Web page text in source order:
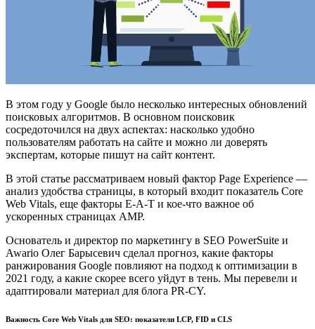
В этом году у Google было несколько интересных обновлений
поисковых алгоритмов. В основном поисковик
сосредоточился на двух аспектах: насколько удобно
пользователям работать на сайте и можно ли доверять
экспертам, которые пишут на сайт контент.
В этой статье рассматриваем новый фактор Page Experience —
анализ удобства страницы, в который входит показатель Core
Web Vitals, еще факторы E-A-T и кое-что важное об
ускоренных страницах AMP.
Основатель и директор по маркетингу в SEO PowerSuite и
Awario Олег Барысевич сделал прогноз, какие факторы
ранжирования Google повлияют на подход к оптимизации в
2021 году, а какие скорее всего уйдут в тень. Мы перевели и
адаптировали материал для блога PR-CY.
Важность Core Web Vitals для SEO: показатели LCP, FID и CLS